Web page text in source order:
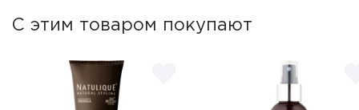
С этим товаром покупают